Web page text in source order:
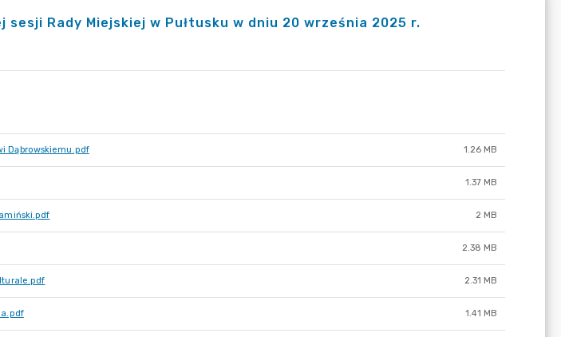
Rady Miejskiej w Pułtusku w dniu 20 września 2025 r.
Dąbrowskiemu.pdf 1.26 MB
1.37 MB
2 MB
2.38 MB
2.31 MB
1.41 MB